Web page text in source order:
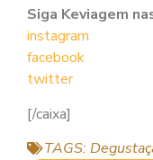
Siga Keviagem
instagram
facebook
twitter
[/caixa]
TAGS: